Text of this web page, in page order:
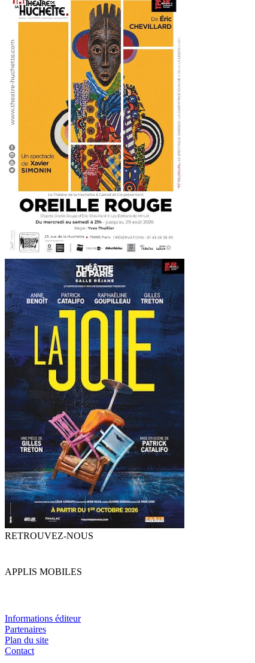
RETROUVEZ-NOUS
APPLIS MOBILES
Informations éditeur
Partenaires
Plan du site
Contact